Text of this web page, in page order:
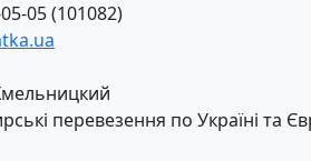
05 (101082)
перевезення по Україні та